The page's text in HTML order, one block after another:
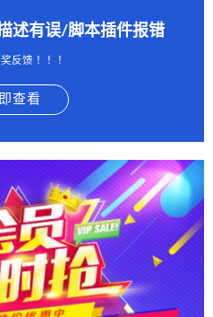
述有误/脚本插件报错
反馈 ！！！
查看